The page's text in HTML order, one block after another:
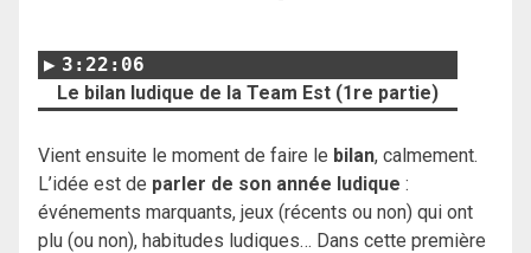
3:22:06
Le bilan ludique de la Team Est (1re partie)
Vient ensuite le moment de faire le bilan, calmement.
L’idée est de parler de son année ludique :
événements marquants, jeux (récents ou non) qui ont
plu (ou non), habitudes ludiques… Dans cette première